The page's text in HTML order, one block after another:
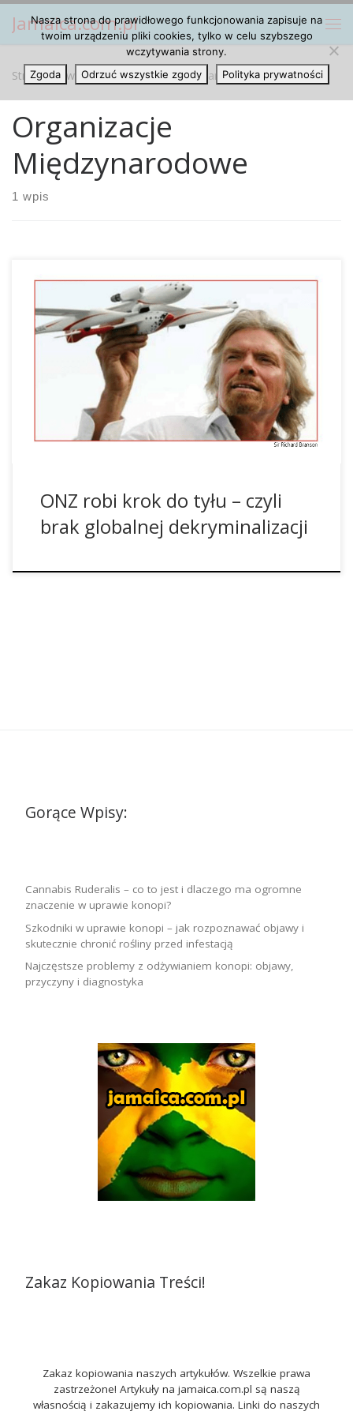
Przejdź do treści
Jamaica.com.pl
Strona główna » Organizacje Międzynarodowe
Organizacje
Międzynarodowe
1 wpis
Umowy narkotykowe, które są wiążące dla wszystkich
krajów członkowskich, wymieniają tylko nielegalne środki
odurzające, nie mówią jednak o tym, że ich spożywanie
albo posiadanie ma być karane. ONZ sporządziło już nowy
raport na temat negatywnych oddziaływań karalności
konsumentów i wezwało kraje członkowskie do
dekryminalizacji. Jednak w ostatniej chwili dokument ten […]
ONZ robi krok do tyłu – czyli
brak globalnej dekryminalizacji
Gorące Wpisy:
Cannabis Ruderalis – co to jest i dlaczego ma ogromne
znaczenie w uprawie konopi?
Szkodniki w uprawie konopi – jak rozpoznawać objawy i
skutecznie chronić rośliny przed infestacją
Najczęstsze problemy z odżywianiem konopi: objawy,
przyczyny i diagnostyka
Zakaz Kopiowania Treści!
Zakaz kopiowania naszych artykułów. Wszelkie prawa
zastrzeżone! Artykuły na jamaica.com.pl są naszą
własnością i zakazujemy ich kopiowania. Linki do naszych
Nasza strona do prawidłowego funkcjonowania zapisuje na
twoim urządzeniu pliki cookies, tylko w celu szybszego
wczytywania strony.
Zgoda
Odrzuć wszystkie zgody Polityka prywatności